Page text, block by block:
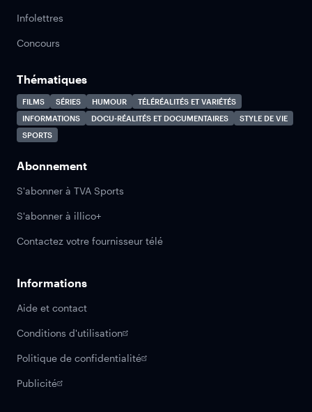
Infolettres
Concours
Thématiques
FILMS SÉRIES HUMOUR
TÉLÉRÉALITÉS ET VARIÉTÉS
INFORMATIONS
DOCU-RÉALITÉS ET DOCUMENTAIRES
STYLE DE VIE
SPORTS
Abonnement
S'abonner à TVA Sports
S'abonner à illico+
Contactez votre fournisseur télé
Informations
Aide et contact
Conditions d'utilisation
Politique de confidentialité
Publicité